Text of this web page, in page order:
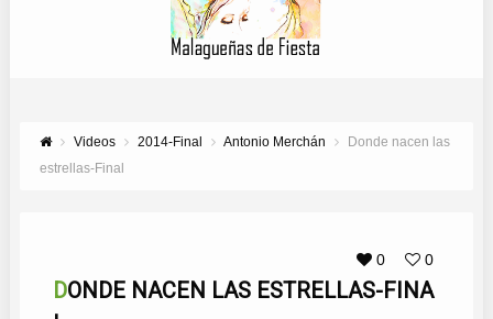
Videos 2014-Final Antonio Merchán
Donde nacen las
estrellas-Final
0 0
DONDE NACEN LAS ESTRELLAS-FINA